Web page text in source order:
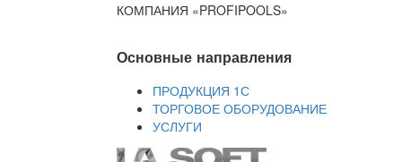
КОМПАНИЯ «PROFIPOOLS»
Основные направления
ПРОДУКЦИЯ 1С
ТОРГОВОЕ ОБОРУДОВАНИЕ
УСЛУГИ